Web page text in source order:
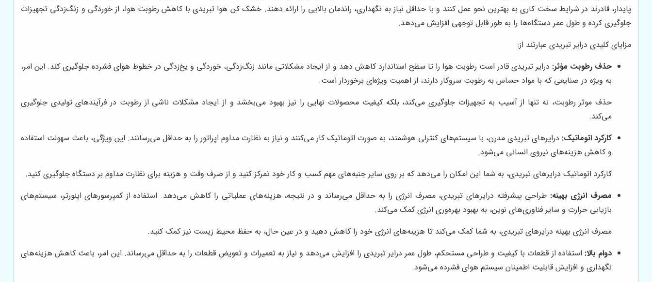
پایدار، قادرند در شرایط سخت کاری به بهترین نحو عمل کنند و با حداقل نیاز به نگهداری، راندمان بالایی را ارائه دهند. خشک کن هوا تبریدی با کاهش رطوبت هوا، از خوردگی و زنگ‌زدگی تجهیزات
جلوگیری کرده و طول عمر دستگاه‌ها را به طور قابل توجهی افزایش می‌دهد.
مزایای کلیدی درایر تبریدی عبارتند از:
حذف رطوبت مؤثر: درایر تبریدی قادر است رطوبت هوا را تا سطح استاندارد کاهش دهد و از ایجاد مشکلاتی مانند زنگ‌زدگی، خوردگی و یخ‌زدگی در خطوط هوای فشرده جلوگیری کند. این امر،
به ویژه در صنایعی که با مواد حساس به رطوبت سروکار دارند، از اهمیت ویژه‌ای برخوردار است.
حذف موثر رطوبت، نه تنها از آسیب به تجهیزات جلوگیری می‌کند، بلکه کیفیت محصولات نهایی را نیز بهبود می‌بخشد و از ایجاد مشکلات ناشی از رطوبت در فرآیندهای تولیدی جلوگیری
می‌کند.
کارکرد اتوماتیک: درایرهای تبریدی مدرن، با سیستم‌های کنترلی هوشمند، به صورت اتوماتیک کار می‌کنند و نیاز به نظارت مداوم اپراتور را به حداقل می‌رسانند. این ویژگی، باعث سهولت استفاده
و کاهش هزینه‌های نیروی انسانی می‌شود.
کارکرد اتوماتیک درایرهای تبریدی، به شما این امکان را می‌دهد که بر روی سایر جنبه‌های مهم کسب و کار خود تمرکز کنید و از صرف وقت و هزینه برای نظارت مداوم بر دستگاه جلوگیری کنید.
مصرف انرژی بهینه: طراحی پیشرفته درایرهای تبریدی، مصرف انرژی را به حداقل می‌رساند و در نتیجه، هزینه‌های عملیاتی را کاهش می‌دهد. استفاده از کمپرسورهای اینورتر، سیستم‌های
بازیابی حرارت و سایر فناوری‌های نوین، به بهبود بهره‌وری انرژی کمک می‌کند.
مصرف انرژی بهینه درایرهای تبریدی، به شما کمک می‌کند تا هزینه‌های انرژی خود را کاهش دهید و در عین حال، به حفظ محیط زیست نیز کمک کنید.
دوام بالا: استفاده از قطعات با کیفیت و طراحی مستحکم، طول عمر درایر تبریدی را افزایش می‌دهد و نیاز به تعمیرات و تعویض قطعات را به حداقل می‌رساند. این امر، باعث کاهش هزینه‌های
نگهداری و افزایش قابلیت اطمینان سیستم هوای فشرده می‌شود.